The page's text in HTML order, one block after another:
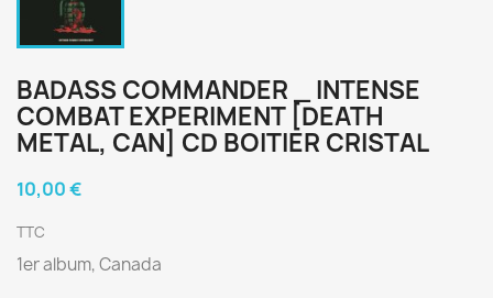
BADASS COMMANDER _ INTENSE
COMBAT EXPERIMENT [DEATH
METAL, CAN] CD BOITIER CRISTAL
10,00 €
TTC
1er album, Canada